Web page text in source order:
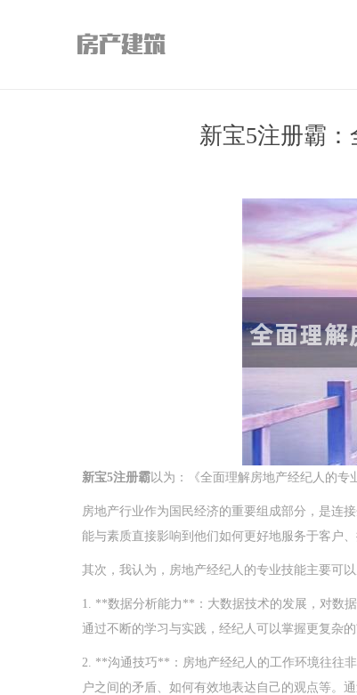
新宝5注册霸
新宝5注册霸以为：《全面理解房地产经纪人的专
房地产行业作为国民经济的重要组成部分，是连
能与素质直接影响到他们如何更好地服务于客户、
其次，我认为，房地产经纪人的专业技能主要可
1. **数据分析能力**：大数据技术的发展，对数据
通过不断的学习与实践，经纪人可以掌握更复杂
2. **沟通技巧**：房地产经纪人的工作环境往往
户之间的矛盾、如何有效地表达自己的观点等。